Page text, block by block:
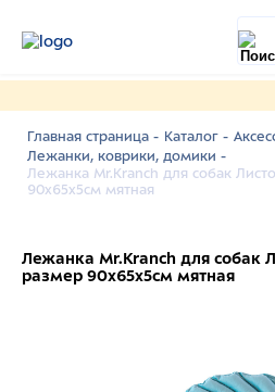
Главная страница - Каталог -
Лежанки, коврики, домики -
Лежанка Mr.Kranch для собак
90х65х5см мятная
Лежанка Mr.Kranch для собак
размер 90х65х5см мятная